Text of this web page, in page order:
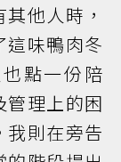
他人時，
味鴨肉冬
點一份陪
理上的困
則在旁告